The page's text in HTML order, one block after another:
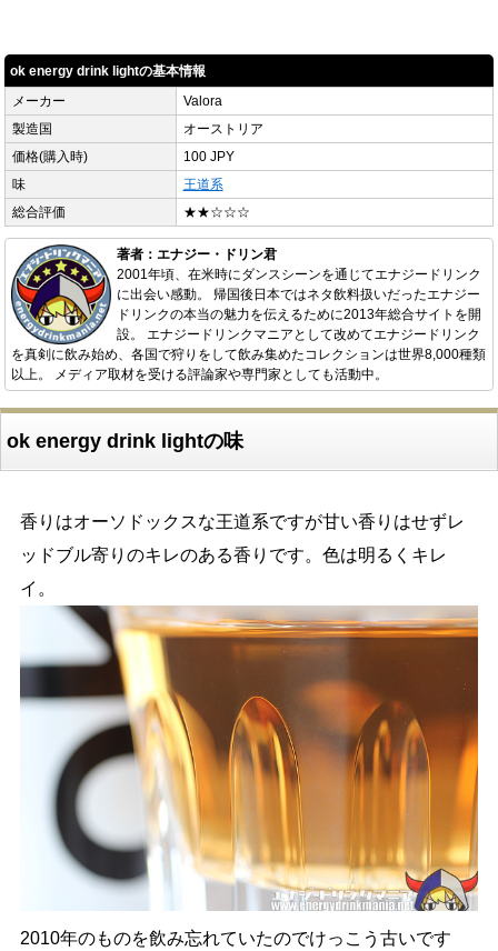
ok energy drink lightの基本情報
メーカー
Valora
製造国
オーストリア
価格(購入時)
100 JPY
味
王道系
総合評価
★★☆☆☆
著者：エナジー・ドリン君
2001年頃、在米時にダンスシーンを通じてエナジードリンク
に出会い感動。 帰国後日本ではネタ飲料扱いだったエナジー
ドリンクの本当の魅力を伝えるために2013年総合サイトを開
設。 エナジードリンクマニアとして改めてエナジードリンク
を真剣に飲み始め、各国で狩りをして飲み集めたコレクションは世界8,000種類
以上。 メディア取材を受ける評論家や専門家としても活動中。
ok energy drink lightの味
香りはオーソドックスな王道系ですが甘い香りはせずレ
ッドブル寄りのキレのある香りです。色は明るくキレ
イ。
2010年のものを飲み忘れていたのでけっこう古いです